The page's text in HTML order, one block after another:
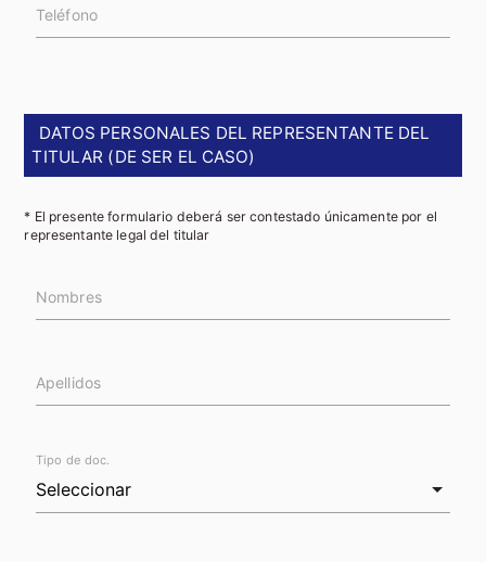
Teléfono
DATOS PERSONALES DEL REPRESENTANTE DEL
TITULAR (DE SER EL CASO)
* El presente formulario deberá ser contestado únicamente por el
representante legal del titular
Nombres
Apellidos
Tipo de doc.